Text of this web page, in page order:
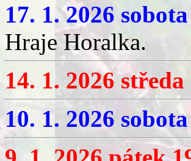
17. 1. 2026
Hraje Horalka.
14. 1. 2026
10. 1. 2026